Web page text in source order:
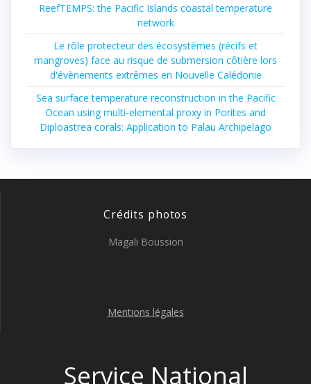
ReefTEMPS: the Pacific Islands coastal temperature
network
Le rôle protecteur des écosystèmes (récifs et
mangroves) face au risque de submersion côtière lors
d'évènements extrêmes en Nouvelle Calédonie
Sea surface temperature reconstruction in the Pacific
Ocean using multi-elemental proxy in Porites and
Diploastrea corals: Application to Palau Archipelago
Crédits photos
Magali Boussion
Mentions légales
Service National